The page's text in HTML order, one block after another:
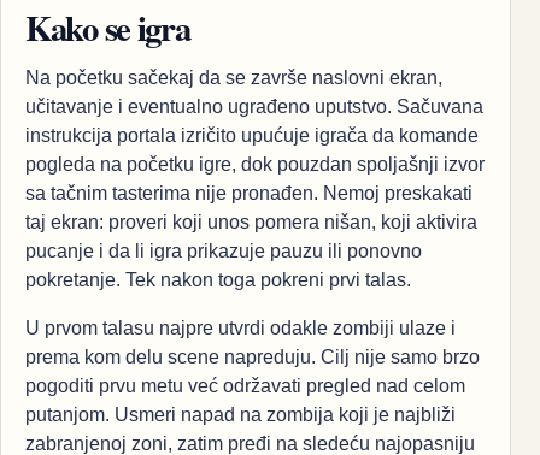
Kako se igra
Na početku sačekaj da se završe naslovni ekran,
učitavanje i eventualno ugrađeno uputstvo. Sačuvana
instrukcija portala izričito upućuje igrača da komande
pogleda na početku igre, dok pouzdan spoljašnji izvor
sa tačnim tasterima nije pronađen. Nemoj preskakati
taj ekran: proveri koji unos pomera nišan, koji aktivira
pucanje i da li igra prikazuje pauzu ili ponovno
pokretanje. Tek nakon toga pokreni prvi talas.
U prvom talasu najpre utvrdi odakle zombiji ulaze i
prema kom delu scene napreduju. Cilj nije samo brzo
pogoditi prvu metu već održavati pregled nad celom
putanjom. Usmeri napad na zombija koji je najbliži
zabranjenoj zoni, zatim pređi na sledeću najopasniju